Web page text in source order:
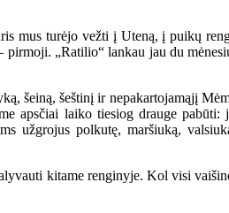
mus turėjo vežti į Uteną, į puikų
„Ratilio“ lankau jau du
šeiną, šeštinį ir nepakartojamąjį
apsčiai laiko tiesiog drauge pabūti:
užgrojus polkutę, maršiuką,
kitame renginyje. Kol visi